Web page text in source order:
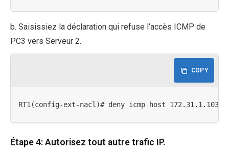
b. Saisissiez la déclaration qui refuse l’accès ICMP de
PC3 vers Serveur 2.
COPY
RT1(config-ext-nacl)# deny icmp host 172.31.1.103
Étape 4: Autorisez tout autre trafic IP.